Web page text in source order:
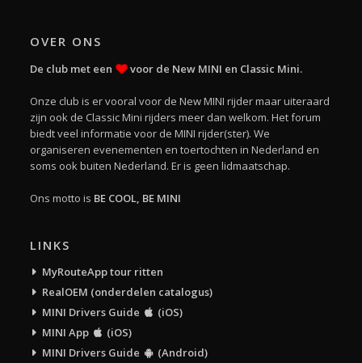
OVER ONS
De club met een voor de New MINI en Classic Mini.
Onze club is er vooral voor de New MINI rijder maar uiteraard
zijn ook de Classic Mini rijders meer dan welkom. Het forum
biedt veel informatie voor de MINI rijder(ster). We
organiseren evenementen en toertochten in Nederland en
soms ook buiten Nederland. Er is geen lidmaatschap.
Ons motto is BE COOL, BE MINI
LINKS
MyRouteApp tour ritten
RealOEM (onderdelen catalogus)
MINI Drivers Guide
(iOS)
MINI App
(iOS)
MINI Drivers Guide
(Android)